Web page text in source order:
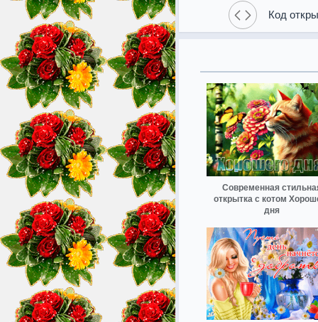
Код
Современная
открытка с котом
дня